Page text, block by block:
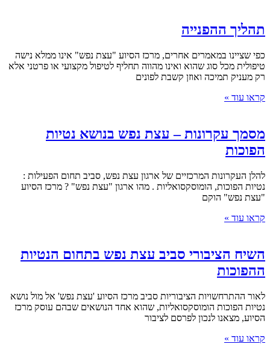
תהליך ההפנייה
כפי שציינו במאמרים אחרים, מרכז הסיוע "עצת נפש" אינו ממלא נישה
טיפולית מכל סוג שהוא ואינו מהווה תחליף לטיפול מקצועי או פרטני אלא
רק מעניק תמיכה ואוזן קשבת לפונים
קראו עוד »
מסמך עקרונות – עצת נפש בנושא נטיות
הפוכות
להלן העקרונות המרכזיים של ארגון עצת נפש, סביב תחום הפעילות :
נטיות הפוכות, הומוסקסואליות . מהו ארגון "עצת נפש" ? מרכז הסיוע
"עצת נפש" הוקם
קראו עוד »
השיח הציבורי סביב עצת נפש בתחום הנטיות
ההפוכות
לאור ההתרחשויות הציבוריות סביב מרכז הסיוע 'עצת נפש' אל מול נושא
נטיות הפוכות הומוסקסואליות, שהוא אחד הנושאים שבהם עוסק מרכז
הסיוע, מצאנו לנכון לפרסם לציבור
קראו עוד »